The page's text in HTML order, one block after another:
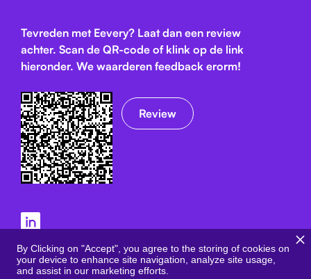
Tevreden met Eevery? Laat dan een review
achter. Scan de QR-code of klink op de link
hieronder. We waarderen feedback erorm!
Review
Privacybeleid
By Clicking on "Accept", you agree to the storing of cookies on
your device to enhance site navigation, analyze site usage,
and assist in our marketing efforts.